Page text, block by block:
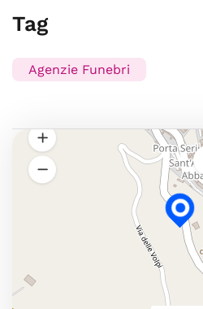
Tag
Agenzie Funebri